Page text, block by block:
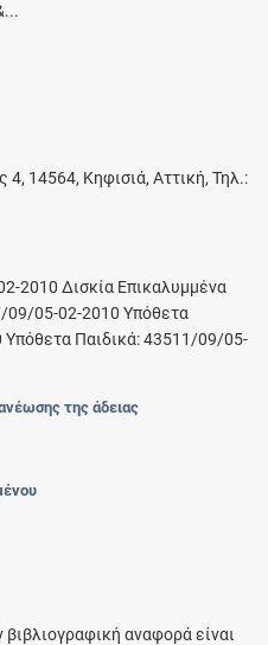
4, 14564, Κηφισιά, Αττική, Τηλ.:
2010 Δισκία Επικαλυμμένα
09/05-02-2010 Υπόθετα
Παιδικά: 43511/09/05-
της άδειας
αναφορά είναι